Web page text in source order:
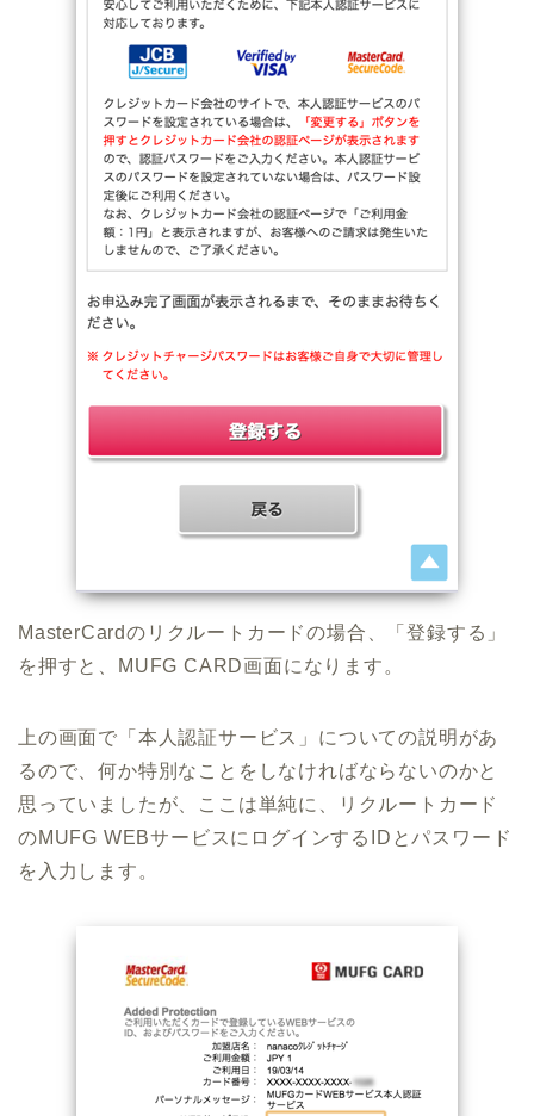
MasterCardのリクルートカードの場合、「登録する」
を押すと、MUFG CARD画面になります。
上の画面で「本人認証サービス」についての説明があ
るので、何か特別なことをしなければならないのかと
思っていましたが、ここは単純に、リクルートカード
のMUFG WEBサービスにログインするIDとパスワード
を入力します。